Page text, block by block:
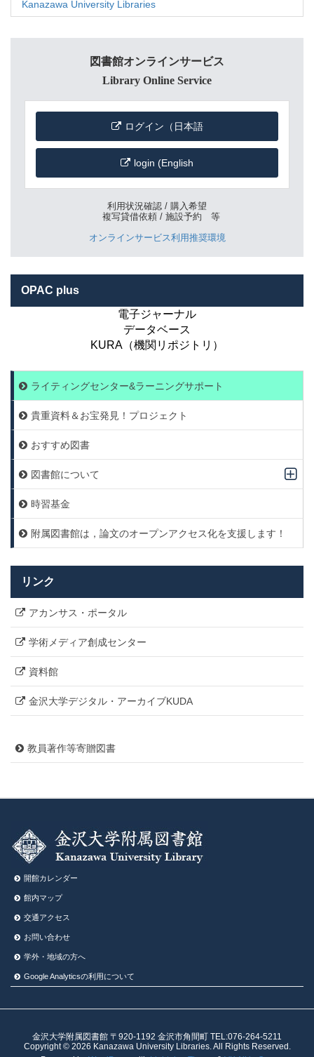
Kanazawa University Libraries
図書館オンラインサービス
Library Online Service
ログイン（日本語
login (English
利用状況確認 / 購入希望
複写貸借依頼 / 施設予約 等
オンラインサービス利用推奨環境
OPAC plus
電子ジャーナル
データベース
KURA（機関リポジトリ）
ライティングセンター&ラーニングサポート
貴重資料＆お宝発見！プロジェクト
おすすめ図書
図書館について
時習基金
附属図書館は，論文のオープンアクセス化を支援します！
リンク
アカンサス・ポータル
学術メディア創成センター
資料館
金沢大学デジタル・アーカイブKUDA
教員著作等寄贈図書
開館カレンダー
館内マップ
交通アクセス
お問い合わせ
学外・地域の方へ
Google Analyticsの利⽤について
金沢大学附属図書館 〒920-1192 金沢市角間町 TEL:076-264-5211
Copyright © 2026 Kanazawa University Libraries. All Rights Reserved.